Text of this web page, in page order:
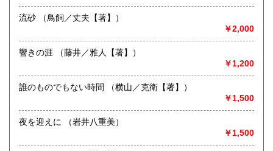
取り扱い分野
歴史、社会科学、自然科学、サブカルチャー、古書一般（そ
流砂 （鳥飼／丈夫【著】）
￥2,000
響きの涯 （藤井／雅人【著】）
￥1,200
誰のものでもない時間 （横山／克衛【著】）
￥1,500
夜を迎えに （岩井八重美）
￥1,500